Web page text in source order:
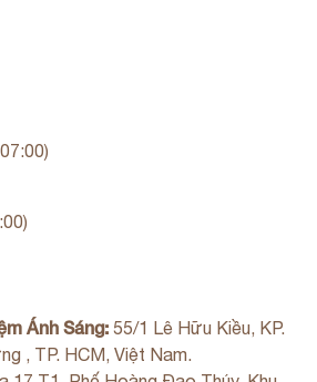
Ánh Sáng: 55/1 Lê Hữu Kiều, KP.
, TP. HCM, Việt Nam.